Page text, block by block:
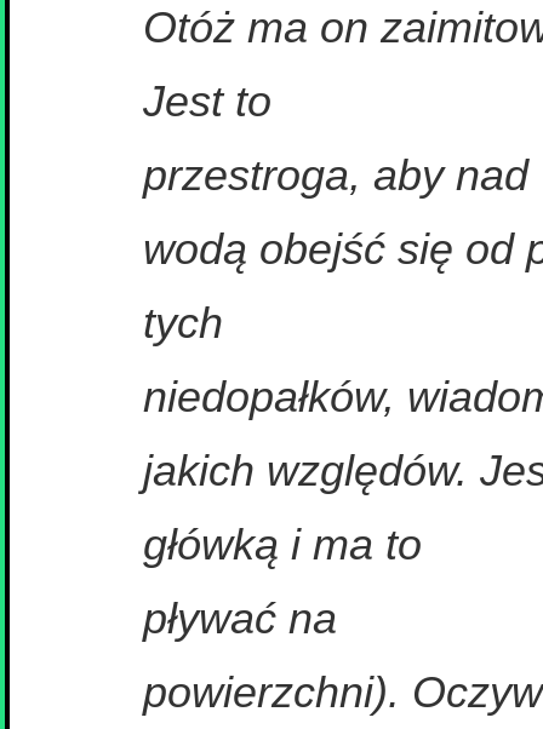
Otóż ma on
Jest to
przestroga, aby nad
wodą obejść się od
tych
niedopałków,
jakich względów.
główką i ma to
pływać na
powierzchni).